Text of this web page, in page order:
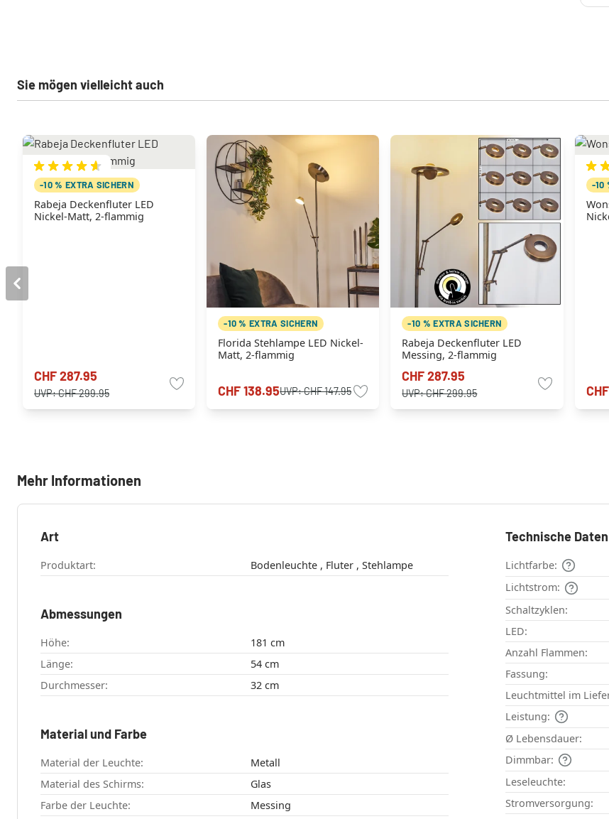
Sie mögen vielleicht auch
-10 % EXTRA SICHERN
Rabeja Deckenfluter LED
Nickel-Matt, 2-flammig
CHF 287.95
UVP:CHF 299.95
-10 % EXTRA SICHERN
Florida Stehlampe LED Nickel-
Matt, 2-flammig
CHF 138.95UVP:CHF 147.95
-10 % EXTRA SICHERN
Rabeja Deckenfluter LED
Messing, 2-flammig
CHF 287.95
UVP:CHF 299.95
-10
Mehr Informationen
Art
Produktart: Bodenleuchte , Fluter , Stehlampe
Abmessungen
Höhe:
181 cm
Länge:
54 cm
Durchmesser:
32 cm
Material und Farbe
Material der Leuchte:
Metall
Material des Schirms:
Glas
Farbe der Leuchte:
Messing
Technische
Lichtfarbe:
Lichtstrom:
Schaltzyklen:
LED:
Anzahl Flammen:
Fassung:
Leuchtmittel im
Leistung:
Ø Lebensdauer:
Dimmbar:
Leseleuchte:
Stromversorgung: